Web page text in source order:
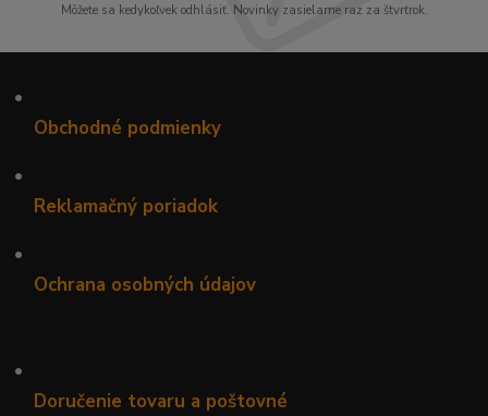
Môžete sa kedykoľvek odhlásiť. Novinky zasielame raz za štvrťrok.
•
Obchodné podmienky
•
Reklamačný poriadok
•
Ochrana osobných údajov
•
Doručenie tovaru a poštovné